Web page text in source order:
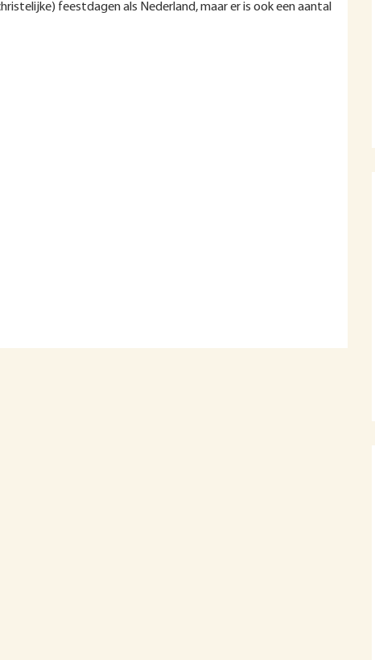
feestdagen als Nederland, maar er is ook een aantal